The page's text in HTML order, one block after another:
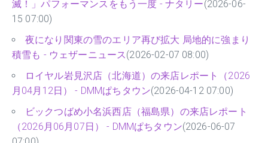
滅！」パフォーマンスをもう一度 - ナタリー(2026-06-
15 07:00)
夜になり関東の雪のエリア再び拡大 局地的に強まり
積雪も - ウェザーニュース(2026-02-07 08:00)
ロイヤル岩見沢店（北海道）の来店レポート（2026
月04月12日） - DMMぱちタウン(2026-04-12 07:00)
ビックつばめ小名浜西店（福島県）の来店レポート
（2026月06月07日） - DMMぱちタウン(2026-06-07